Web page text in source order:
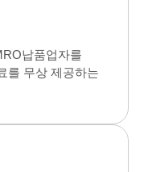
납품업자를
를 무상 제공하는